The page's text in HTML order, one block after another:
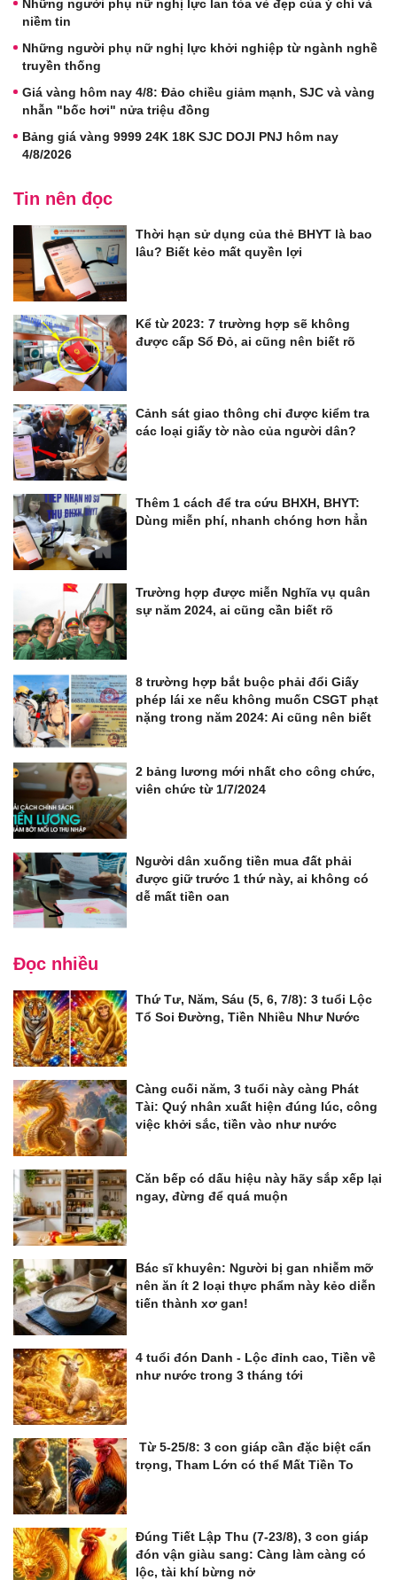
Những người phụ nữ nghị lực lan tỏa vẻ đẹp của ý chí và
niềm tin
Những người phụ nữ nghị lực khởi nghiệp từ ngành nghề
truyền thống
Giá vàng hôm nay 4/8: Đảo chiều giảm mạnh, SJC và vàng
nhẫn "bốc hơi" nửa triệu đồng
Bảng giá vàng 9999 24K 18K SJC DOJI PNJ hôm nay
4/8/2026
Tin nên đọc
Thời hạn sử dụng của thẻ BHYT là bao
lâu? Biết kẻo mất quyền lợi
Kể từ 2023: 7 trường hợp sẽ không
được cấp Sổ Đỏ, ai cũng nên biết rõ
Cảnh sát giao thông chỉ được kiểm tra
các loại giấy tờ nào của người dân?
Thêm 1 cách để tra cứu BHXH, BHYT:
Dùng miễn phí, nhanh chóng hơn hẳn
Trường hợp được miễn Nghĩa vụ quân
sự năm 2024, ai cũng cần biết rõ
8 trường hợp bắt buộc phải đổi Giấy
phép lái xe nếu không muốn CSGT phạt
nặng trong năm 2024: Ai cũng nên biết
2 bảng lương mới nhất cho công chức,
viên chức từ 1/7/2024
Người dân xuống tiền mua đất phải
được giữ trước 1 thứ này, ai không có
dễ mất tiền oan
Đọc nhiều
Thứ Tư, Năm, Sáu (5, 6, 7/8): 3 tuổi Lộc
Tổ Soi Đường, Tiền Nhiều Như Nước
Càng cuối năm, 3 tuổi này càng Phát
Tài: Quý nhân xuất hiện đúng lúc, công
việc khởi sắc, tiền vào như nước
Căn bếp có dấu hiệu này hãy sắp xếp lại
ngay, đừng để quá muộn
Bác sĩ khuyên: Người bị gan nhiễm mỡ
nên ăn ít 2 loại thực phẩm này kẻo diễn
tiến thành xơ gan!
4 tuổi đón Danh - Lộc đỉnh cao, Tiền về
như nước trong 3 tháng tới
Từ 5-25/8: 3 con giáp cần đặc biệt cẩn
trọng, Tham Lớn có thể Mất Tiền To
Đúng Tiết Lập Thu (7-23/8), 3 con giáp
đón vận giàu sang: Càng làm càng có
lộc, tài khí bừng nở